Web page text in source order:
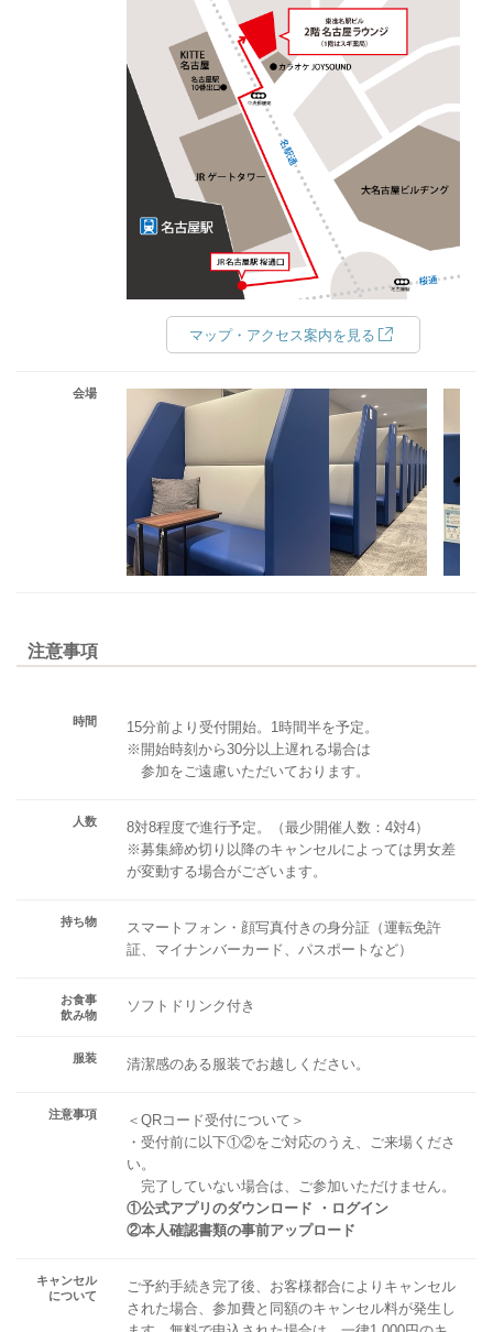
マップ・アクセス案内を見る
会場
注意事項
時間
15分前より受付開始。1時間半を予定。
※開始時刻から30分以上遅れる場合は
参加をご遠慮いただいております。
人数
8対8程度で進行予定。（最少開催人数：4対4）
※募集締め切り以降のキャンセルによっては男女差
が変動する場合がございます。
持ち物
スマートフォン・顔写真付きの身分証（運転免許
証、マイナンバーカード、パスポートなど）
お食事
飲み物
ソフトドリンク付き
服装 清潔感のある服装でお越しください。
注意事項
＜QRコード受付について＞
・受付前に以下①②をご対応のうえ、ご来場くださ
い。
完了していない場合は、ご参加いただけません。
①公式アプリのダウンロード ・ログイン
②本人確認書類の事前アップロード
キャンセル
について
ご予約手続き完了後、お客様都合によりキャンセル
された場合、参加費と同額のキャンセル料が発生し